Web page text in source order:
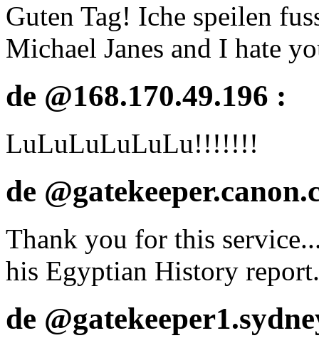
Guten Tag! Iche speilen
Michael Janes and I hate
de @168.170.49.196 :
LuLuLuLuLuLu!!!!!!!
de
Thank you for this
his Egyptian History report.
de